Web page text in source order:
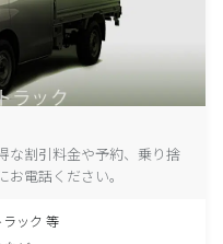
な割引料金や予約、乗り捨
電話ください。
ラック 等